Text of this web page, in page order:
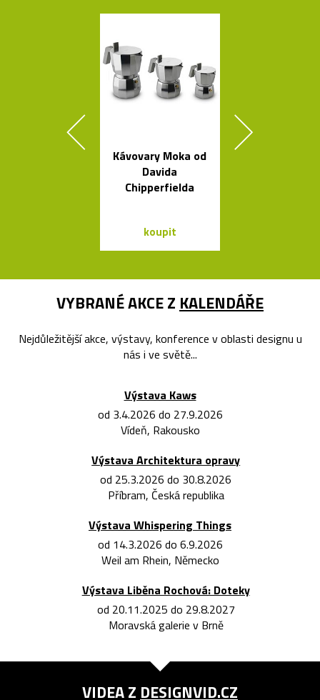
Kávovary Moka od
Davida
Chipperfielda
koupit
VYBRANÉ AKCE Z KALENDÁŘE
Nejdůležitější akce, výstavy, konference v oblasti designu u
nás i ve světě...
Výstava Kaws
od 3.4.2026 do 27.9.2026
Vídeň, Rakousko
Výstava Architektura opravy
od 25.3.2026 do 30.8.2026
Příbram, Česká republika
Výstava Whispering Things
od 14.3.2026 do 6.9.2026
Weil am Rhein, Německo
Výstava Liběna Rochová: Doteky
od 20.11.2025 do 29.8.2027
Moravská galerie v Brně
VIDEA Z DESIGNVID.CZ